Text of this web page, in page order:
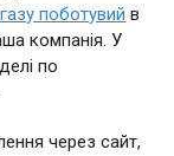
поботувий в
компанія. У
по
через сайт,